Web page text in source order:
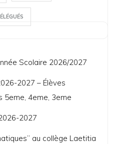
Scolaire 2026/2027
2027 – Élèves
5eme, 4eme, 3eme
2027
au collège Laetitia